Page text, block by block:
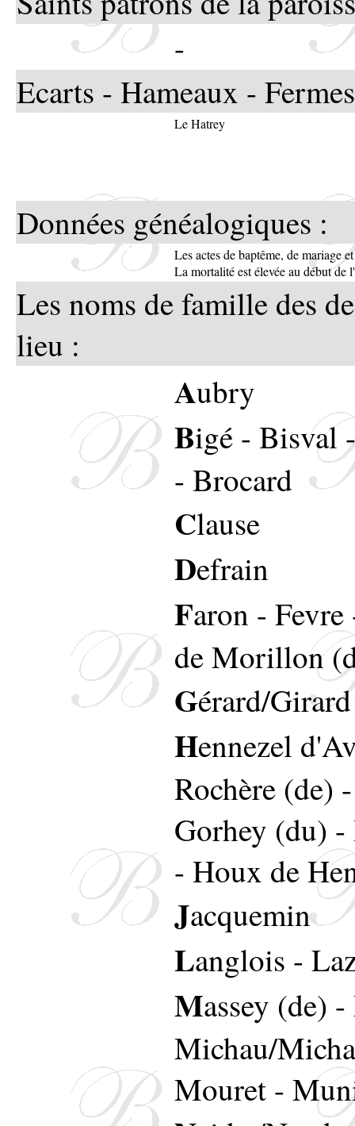
-
Ecarts - Hameaux -
Le Hatrey
Données généalogiques :
Les actes de baptême, de mariage
La mortalité est élevée au début
Les noms de famille des
lieu :
Aubry
Bigé - Bisval
- Brocard
Clause
Defrain
Faron - Fevre
de Morillon
Gérard/Girard
Hennezel
Rochère (de)
Gorhey (du) -
- Houx de
Jacquemin
Langlois -
Massey (de) -
Michau/
Mouret -